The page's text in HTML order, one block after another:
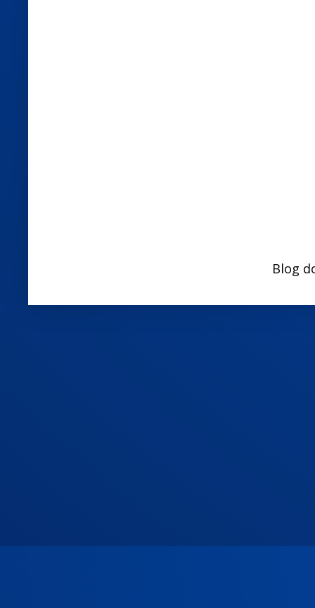
Blog